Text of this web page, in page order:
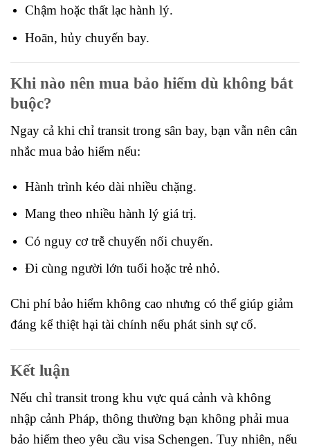
Chậm hoặc thất lạc hành lý.
Hoãn, hủy chuyến bay.
Khi nào nên mua bảo hiểm dù không bắt
buộc?
Ngay cả khi chỉ transit trong sân bay, bạn vẫn nên cân
nhắc mua bảo hiểm nếu:
Hành trình kéo dài nhiều chặng.
Mang theo nhiều hành lý giá trị.
Có nguy cơ trễ chuyến nối chuyến.
Đi cùng người lớn tuổi hoặc trẻ nhỏ.
Chi phí bảo hiểm không cao nhưng có thể giúp giảm
đáng kể thiệt hại tài chính nếu phát sinh sự cố.
Kết luận
Nếu chỉ transit trong khu vực quá cảnh và không
nhập cảnh Pháp, thông thường bạn không phải mua
bảo hiểm theo yêu cầu visa Schengen. Tuy nhiên, nếu